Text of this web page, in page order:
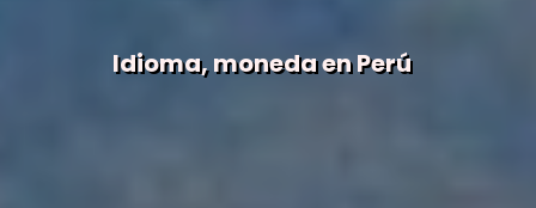
Idioma, moneda en Perú